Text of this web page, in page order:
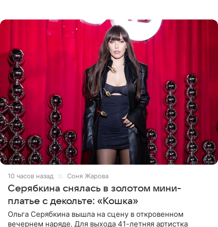
10 часов назад Соня Жарова
Серябкина снялась в золотом мини-
платье с декольте: «Кошка»
Ольга Серябкина вышла на сцену в откровенном
вечернем наряде. Для выхода 41-летняя артистка